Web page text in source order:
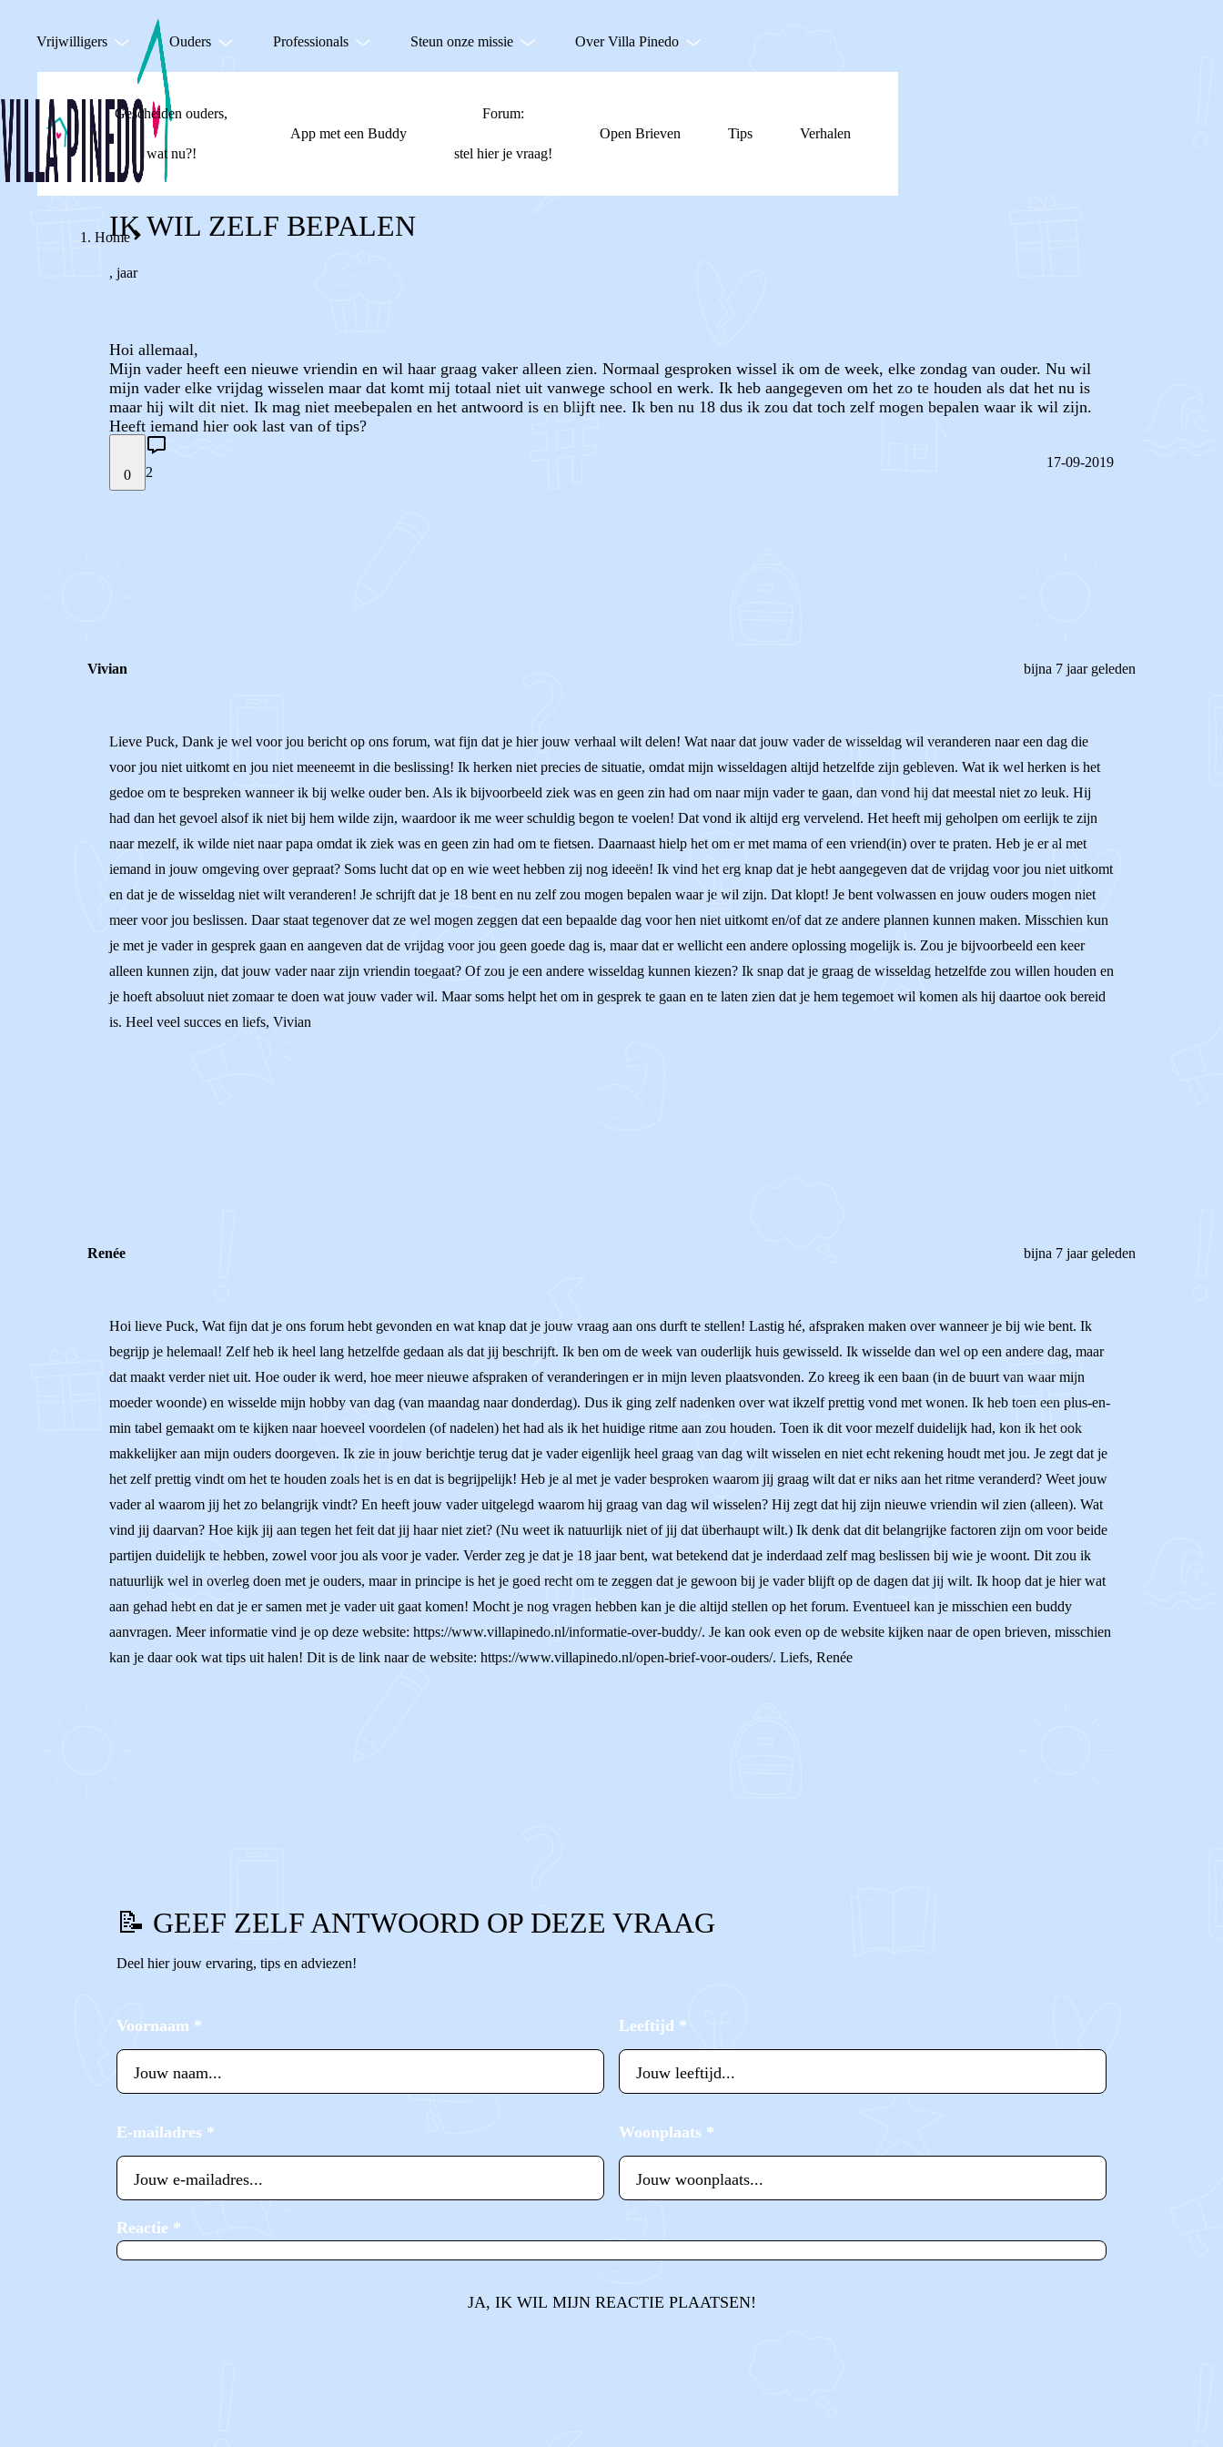
Vrijwilligers Ouders Professionals Steun onze missie Over Villa Pinedo
Gescheiden ouders,
wat nu?!
App met een Buddy
Forum:
stel hier je vraag!
Open Brieven Tips Verhalen
Home
IK WIL ZELF BEPALEN
, jaar
Hoi allemaal,
Mijn vader heeft een nieuwe vriendin en wil haar graag vaker alleen zien. Normaal gesproken wissel ik om de week, elke zondag van ouder. Nu wil
mijn vader elke vrijdag wisselen maar dat komt mij totaal niet uit vanwege school en werk. Ik heb aangegeven om het zo te houden als dat het nu is
maar hij wilt dit niet. Ik mag niet meebepalen en het antwoord is en blijft nee. Ik ben nu 18 dus ik zou dat toch zelf mogen bepalen waar ik wil zijn.
Heeft iemand hier ook last van of tips?
0 2
17-09-2019
Vivian bijna 7 jaar geleden
Lieve Puck, Dank je wel voor jou bericht op ons forum, wat fijn dat je hier jouw verhaal wilt delen! Wat naar dat jouw vader de wisseldag wil veranderen naar een dag die
voor jou niet uitkomt en jou niet meeneemt in die beslissing! Ik herken niet precies de situatie, omdat mijn wisseldagen altijd hetzelfde zijn gebleven. Wat ik wel herken is het
gedoe om te bespreken wanneer ik bij welke ouder ben. Als ik bijvoorbeeld ziek was en geen zin had om naar mijn vader te gaan, dan vond hij dat meestal niet zo leuk. Hij
had dan het gevoel alsof ik niet bij hem wilde zijn, waardoor ik me weer schuldig begon te voelen! Dat vond ik altijd erg vervelend. Het heeft mij geholpen om eerlijk te zijn
naar mezelf, ik wilde niet naar papa omdat ik ziek was en geen zin had om te fietsen. Daarnaast hielp het om er met mama of een vriend(in) over te praten. Heb je er al met
iemand in jouw omgeving over gepraat? Soms lucht dat op en wie weet hebben zij nog ideeën! Ik vind het erg knap dat je hebt aangegeven dat de vrijdag voor jou niet uitkomt
en dat je de wisseldag niet wilt veranderen! Je schrijft dat je 18 bent en nu zelf zou mogen bepalen waar je wil zijn. Dat klopt! Je bent volwassen en jouw ouders mogen niet
meer voor jou beslissen. Daar staat tegenover dat ze wel mogen zeggen dat een bepaalde dag voor hen niet uitkomt en/of dat ze andere plannen kunnen maken. Misschien kun
je met je vader in gesprek gaan en aangeven dat de vrijdag voor jou geen goede dag is, maar dat er wellicht een andere oplossing mogelijk is. Zou je bijvoorbeeld een keer
alleen kunnen zijn, dat jouw vader naar zijn vriendin toegaat? Of zou je een andere wisseldag kunnen kiezen? Ik snap dat je graag de wisseldag hetzelfde zou willen houden en
je hoeft absoluut niet zomaar te doen wat jouw vader wil. Maar soms helpt het om in gesprek te gaan en te laten zien dat je hem tegemoet wil komen als hij daartoe ook bereid
is. Heel veel succes en liefs, Vivian
Renée bijna 7 jaar geleden
Hoi lieve Puck, Wat fijn dat je ons forum hebt gevonden en wat knap dat je jouw vraag aan ons durft te stellen! Lastig hé, afspraken maken over wanneer je bij wie bent. Ik
begrijp je helemaal! Zelf heb ik heel lang hetzelfde gedaan als dat jij beschrijft. Ik ben om de week van ouderlijk huis gewisseld. Ik wisselde dan wel op een andere dag, maar
dat maakt verder niet uit. Hoe ouder ik werd, hoe meer nieuwe afspraken of veranderingen er in mijn leven plaatsvonden. Zo kreeg ik een baan (in de buurt van waar mijn
moeder woonde) en wisselde mijn hobby van dag (van maandag naar donderdag). Dus ik ging zelf nadenken over wat ikzelf prettig vond met wonen. Ik heb toen een plus-en-
min tabel gemaakt om te kijken naar hoeveel voordelen (of nadelen) het had als ik het huidige ritme aan zou houden. Toen ik dit voor mezelf duidelijk had, kon ik het ook
makkelijker aan mijn ouders doorgeven. Ik zie in jouw berichtje terug dat je vader eigenlijk heel graag van dag wilt wisselen en niet echt rekening houdt met jou. Je zegt dat je
het zelf prettig vindt om het te houden zoals het is en dat is begrijpelijk! Heb je al met je vader besproken waarom jij graag wilt dat er niks aan het ritme veranderd? Weet jouw
vader al waarom jij het zo belangrijk vindt? En heeft jouw vader uitgelegd waarom hij graag van dag wil wisselen? Hij zegt dat hij zijn nieuwe vriendin wil zien (alleen). Wat
vind jij daarvan? Hoe kijk jij aan tegen het feit dat jij haar niet ziet? (Nu weet ik natuurlijk niet of jij dat überhaupt wilt.) Ik denk dat dit belangrijke factoren zijn om voor beide
partijen duidelijk te hebben, zowel voor jou als voor je vader. Verder zeg je dat je 18 jaar bent, wat betekend dat je inderdaad zelf mag beslissen bij wie je woont. Dit zou ik
natuurlijk wel in overleg doen met je ouders, maar in principe is het je goed recht om te zeggen dat je gewoon bij je vader blijft op de dagen dat jij wilt. Ik hoop dat je hier wat
aan gehad hebt en dat je er samen met je vader uit gaat komen! Mocht je nog vragen hebben kan je die altijd stellen op het forum. Eventueel kan je misschien een buddy
aanvragen. Meer informatie vind je op deze website: https://www.villapinedo.nl/informatie-over-buddy/. Je kan ook even op de website kijken naar de open brieven, misschien
kan je daar ook wat tips uit halen! Dit is de link naar de website: https://www.villapinedo.nl/open-brief-voor-ouders/. Liefs, Renée
📝 GEEF ZELF ANTWOORD OP DEZE VRAAG
Deel hier jouw ervaring, tips en adviezen!
Voornaam * Leeftijd *
E-mailadres * Woonplaats *
Reactie *
JA, IK WIL MIJN REACTIE PLAATSEN!